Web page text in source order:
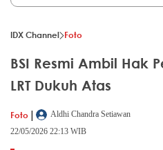
IDX Channel Foto
BSI Resmi Ambil Hak
LRT Dukuh Atas
Foto |
Aldhi Chandra Setiawan
22/05/2026 22:13 WIB